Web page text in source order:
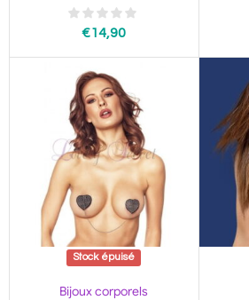
€14,90
Stock épuisé
Bijoux corporels